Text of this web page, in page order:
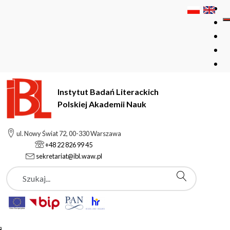
Instytut Badań Literackich
Polskiej Akademii Nauk
ul. Nowy Świat 72, 00-330 Warszawa
+48 22 826 99 45
sekretariat@ibl.waw.pl
Szukaj
Instytut Badań Literackich Polskiej Akademii Nauk
Wiktor Dawidowicz Lewin
Podstrony